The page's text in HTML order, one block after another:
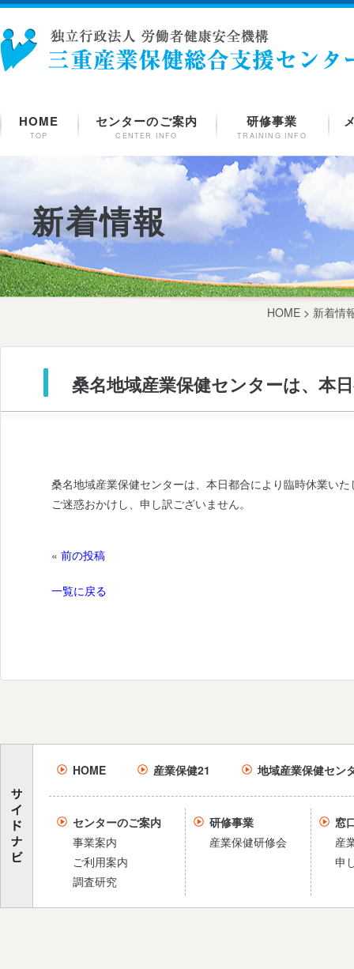
HOME
TOP
センターのご案内
CENTER INFO
研修事業
TRAINING INFO
新着情報
HOME > 新着情
桑名地域産業保健センターは、本
桑名地域産業保健センターは、本日都合により臨時休業いた
ご迷惑おかけし、申し訳ございません。
« 前の投稿
一覧に戻る
HOME 産業保健21 地域産業保健セン
センターのご案内
事業案内
ご利用案内
調査研究
研修事業
産業保健研修会
窓
産
申